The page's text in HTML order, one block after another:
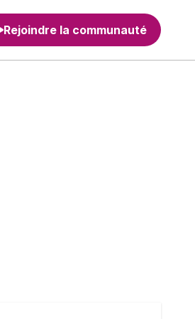
Rejoindre la communauté